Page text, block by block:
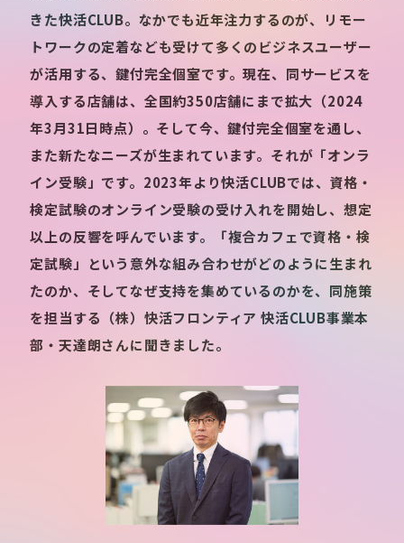
きた快活CLUB。なかでも近年注力するのが、リモー
トワークの定着なども受けて多くのビジネスユーザー
が活用する、鍵付完全個室です。現在、同サービスを
導入する店舗は、全国約350店舗にまで拡大（2024
年3月31日時点）。そして今、鍵付完全個室を通し、
また新たなニーズが生まれています。それが「オンラ
イン受験」です。2023年より快活CLUBでは、資格・
検定試験のオンライン受験の受け入れを開始し、想定
以上の反響を呼んでいます。「複合カフェで資格・検
定試験」という意外な組み合わせがどのように生まれ
たのか、そしてなぜ支持を集めているのかを、同施策
を担当する（株）快活フロンティア 快活CLUB事業本
部・天達朗さんに聞きました。